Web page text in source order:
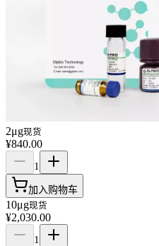
2μg现货
¥840.00
1
加入购物车
10μg现货
¥2,030.00
1